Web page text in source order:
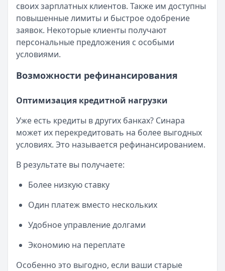
своих зарплатных клиентов. Также им доступны
повышенные лимиты и быстрое одобрение
заявок. Некоторые клиенты получают
персональные предложения с особыми
условиями.
Возможности рефинансирования
Оптимизация кредитной нагрузки
Уже есть кредиты в других банках? Синара
может их перекредитовать на более выгодных
условиях. Это называется рефинансированием.
В результате вы получаете:
Более низкую ставку
Один платеж вместо нескольких
Удобное управление долгами
Экономию на переплате
Особенно это выгодно, если ваши старые